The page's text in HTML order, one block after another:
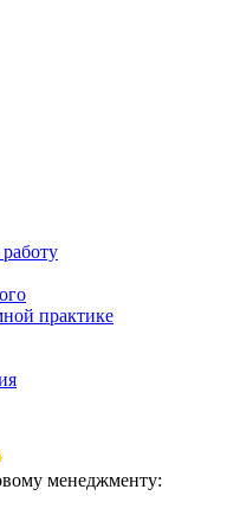
практике
менеджменту: